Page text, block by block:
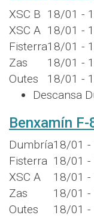
XSC B 18/01 -
XSC A 18/01 -
Fisterra18/01 -
Zas
18/01 -
Outes
18/01 -
Descansa
Benxamín
Dumbría18/01 -
Fisterra 18/01 -
XSC A
18/01 -
Zas
18/01 -
Outes
18/01 -